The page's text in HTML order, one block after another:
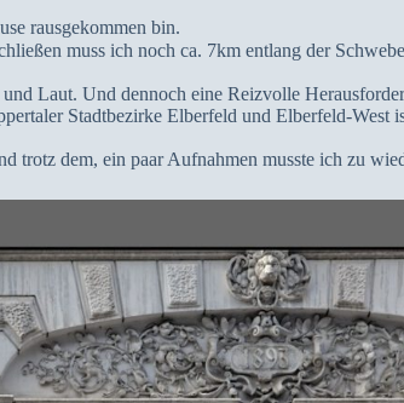
rausgekommen bin.
muss ich noch ca. 7km entlang der
Laut. Und dennoch eine Reizvolle
Stadtbezirke Elberfeld und Elberfeld-West
trotz dem, ein paar Aufnahmen musste ich zu